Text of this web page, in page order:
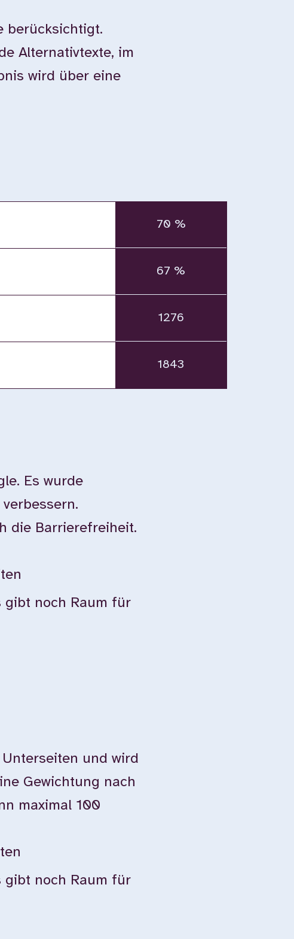
berücksichtigt.
Alternativtexte, im
wird über eine
70 %
67 %
1276
1843
Es wurde
die Barrierefreiheit.
gibt noch Raum für
und wird
Gewichtung nach
maximal 100
gibt noch Raum für